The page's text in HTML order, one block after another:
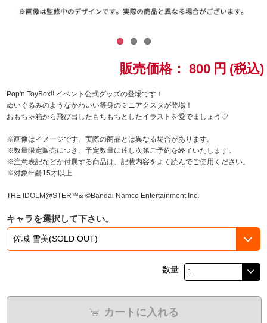
ラブライブ！
ラブライブ！サンシャイン‼
ラブライブ！虹ヶ咲学園スクールアイドル同好会
ラブライブ！スーパースター!!
アイドリッシュセブン
販売価格： 800 円 (税込)
Pop'n ToyBox!! イベント公式グッズの登場です！
ぬいぐるみのようなかわいい等身のミニアクスタが登場！
おもちゃ箱から飛び出したもちもちとしたイラストを愛でましょう♡
※画像はイメージです。実際の商品とは異なる場合があります。
※数量限定販売につき、予定数量に達し次第ご予約を終了いたします。
※注意表記などが付属する商品は、記載内容をよく読んでご使用ください。
※対象年齢15才以上
THE IDOLM@STER™& ©Bandai Namco Entertainment Inc.
キャラを選択して下さい。
数量
カートに入れる